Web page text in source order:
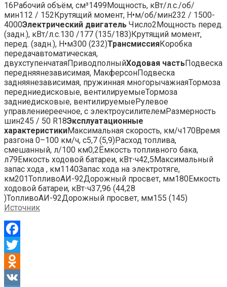
16Рабочий объём, см³1499Мощность, кВт/л.с./об/
мин112 / 152Крутящий момент, Н•м/об/мин232 / 1500-
4000Электрический двигатель Число2Мощность перед.
(задн.), кВт/л.с.130 /177 (135/183)Крутящий момент,
перед. (задн.), Н•м300 (232)ТрансмиссияКоробка
передачавтоматическая,
двухступенчатаяПриводполныйХодовая частьПодвеска
передняянезависимая, МакферсонПодвеска
задняянезависимая, пружинная многорычажнаяТормоза
передниедисковые, вентилируемыеТормоза
задниедисковые, вентилируемыеРулевое
управлениереечное, с электроусилителемРазмерность
шин245 / 50 R18Эксплуатационные
характеристикиМаксимальная скорость, км/ч170Время
разгона 0–100 км/ч, с5,7 (5,9)Расход топлива,
смешанный, л/100 км0,2Ёмкость топливного бака,
л79Емкость ходовой батареи, кВт⋅ч42,5Максимальный
запас хода , км1140Запас хода на электротяге,
км201ТопливоАИ-92Дорожный просвет, мм180Емкость
ходовой батареи, кВт⋅ч37,96 (44,28
)ТопливоАИ-92Дорожный просвет, мм155 (145)
Источник
Facebook
Twitter
Odnoklassniki